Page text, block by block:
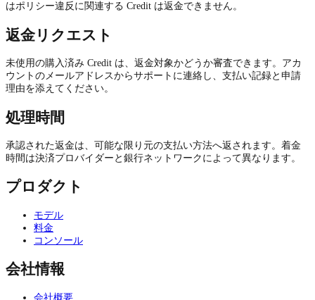
はポリシー違反に関連する Credit は返金できません。
返金リクエスト
未使用の購入済み Credit は、返金対象かどうか審査できます。アカ
ウントのメールアドレスからサポートに連絡し、支払い記録と申請
理由を添えてください。
処理時間
承認された返金は、可能な限り元の支払い方法へ返されます。着金
時間は決済プロバイダーと銀行ネットワークによって異なります。
プロダクト
モデル
料金
コンソール
会社情報
会社概要